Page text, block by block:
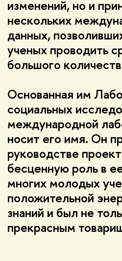
изменений, но и
нескольких
данных,
ученых проводить
большого
Основанная им
социальных
международной
носит его имя. Он
руководстве
бесценную роль в
многих молодых
положительной
знаний и был не
прекрасным